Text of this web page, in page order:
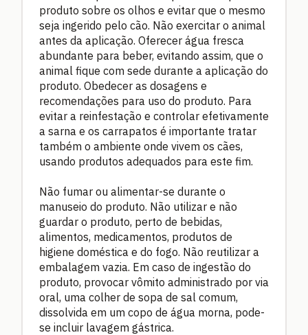
produto sobre os olhos e evitar que o mesmo
seja ingerido pelo cão. Não exercitar o animal
antes da aplicação. Oferecer água fresca
abundante para beber, evitando assim, que o
animal fique com sede durante a aplicação do
produto. Obedecer as dosagens e
recomendações para uso do produto. Para
evitar a reinfestação e controlar efetivamente
a sarna e os carrapatos é importante tratar
também o ambiente onde vivem os cães,
usando produtos adequados para este fim.
Não fumar ou alimentar-se durante o
manuseio do produto. Não utilizar e não
guardar o produto, perto de bebidas,
alimentos, medicamentos, produtos de
higiene doméstica e do fogo. Não reutilizar a
embalagem vazia. Em caso de ingestão do
produto, provocar vômito administrado por via
oral, uma colher de sopa de sal comum,
dissolvida em um copo de água morna, pode-
se incluir lavagem gástrica.